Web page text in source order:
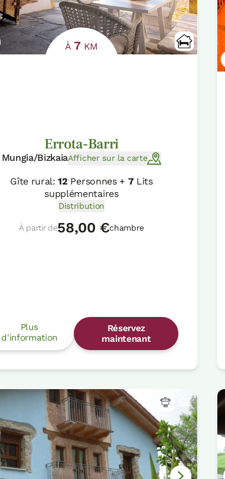
À7KM
Errota-Barri
Mungia/BizkaiaAfficher sur la carte
Gîte rural:12 Personnes + 7Lits
supplémentaires
Distribution
À partir de58,00 €chambre
Plus
d'information
Réservez
maintenant